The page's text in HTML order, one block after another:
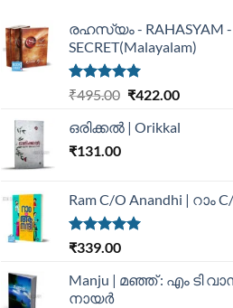
രഹസ്യം - RAHASYAM -
SECRET(Malayalam)
Rated5.00
₹495.00 ₹422.00
ഒരിക്കൽ | Orikkal
₹131.00
Ram C/O Anandhi | റാം
Rated5.00
₹339.00
Manju | മഞ്ഞ് : എം ടി
നായര്‍